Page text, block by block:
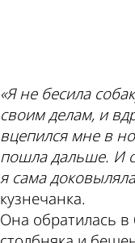
«Я не бесила
своим делам, и
вцепился мне в
пошла дальше. И
я сама
кузнечанка.
Она обратилась в